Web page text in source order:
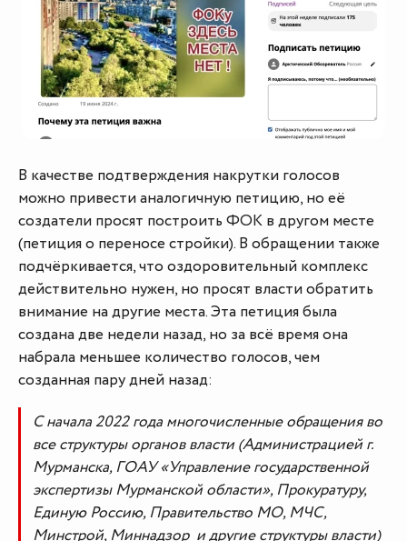
В качестве подтверждения накрутки голосов
можно привести аналогичную петицию, но её
создатели просят построить ФОК в другом месте
(петиция о переносе стройки). В обращении также
подчёркивается, что оздоровительный комплекс
действительно нужен, но просят власти обратить
внимание на другие места. Эта петиция была
создана две недели назад, но за всё время она
набрала меньшее количество голосов, чем
созданная пару дней назад:
С начала 2022 года многочисленные обращения во
все структуры органов власти (Администрацией г.
Мурманска, ГОАУ «Управление государственной
экспертизы Мурманской области», Прокуратуру,
Единую Россию, Правительство МО, МЧС,
Минстрой, Миннадзор и другие структуры власти)